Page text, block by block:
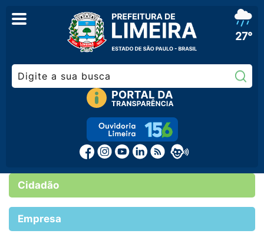
27°
Cidadão
Empresa